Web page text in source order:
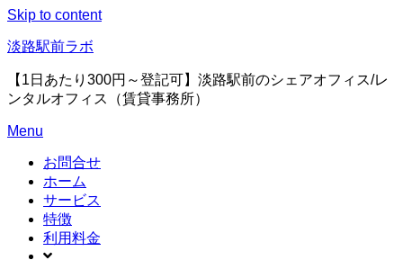
Skip to content
淡路駅前ラボ
【1日あたり300円～登記可】淡路駅前のシェアオフィス/レ
ンタルオフィス（賃貸事務所）
Menu
お問合せ
ホーム
サービス
特徴
利用料金